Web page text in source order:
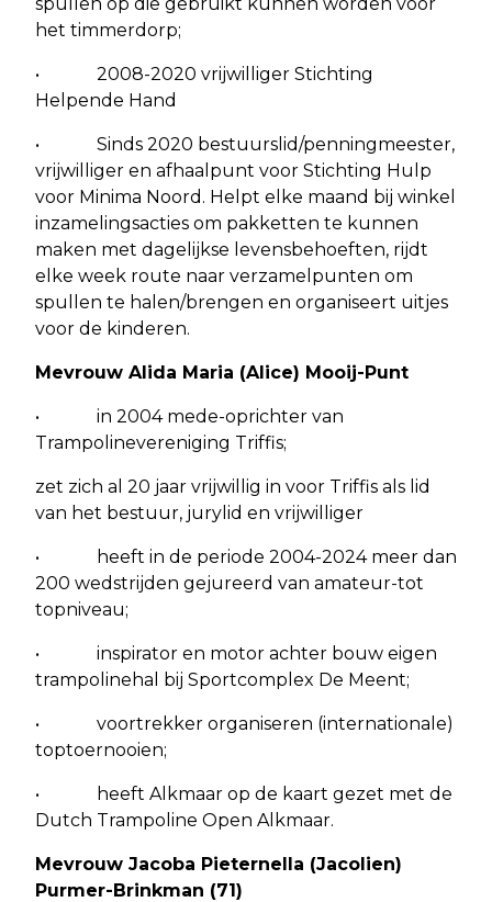
het timmerdorp;
• 2008-2020 vrijwilliger Stichting
Helpende Hand
• Sinds 2020 bestuurslid/penningmeester,
vrijwilliger en afhaalpunt voor Stichting Hulp
voor Minima Noord. Helpt elke maand bij winkel
inzamelingsacties om pakketten te kunnen
maken met dagelijkse levensbehoeften, rijdt
elke week route naar verzamelpunten om
spullen te halen/brengen en organiseert uitjes
voor de kinderen.
Mevrouw Alida Maria (Alice) Mooij-Punt
• in 2004 mede-oprichter van
Trampolinevereniging Triffis;
zet zich al 20 jaar vrijwillig in voor Triffis als lid
van het bestuur, jurylid en vrijwilliger
• heeft in de periode 2004-2024 meer dan
200 wedstrijden gejureerd van amateur-tot
topniveau;
• inspirator en motor achter bouw eigen
trampolinehal bij Sportcomplex De Meent;
• voortrekker organiseren (internationale)
toptoernooien;
• heeft Alkmaar op de kaart gezet met de
Dutch Trampoline Open Alkmaar.
Mevrouw Jacoba Pieternella (Jacolien)
Purmer-Brinkman (71)